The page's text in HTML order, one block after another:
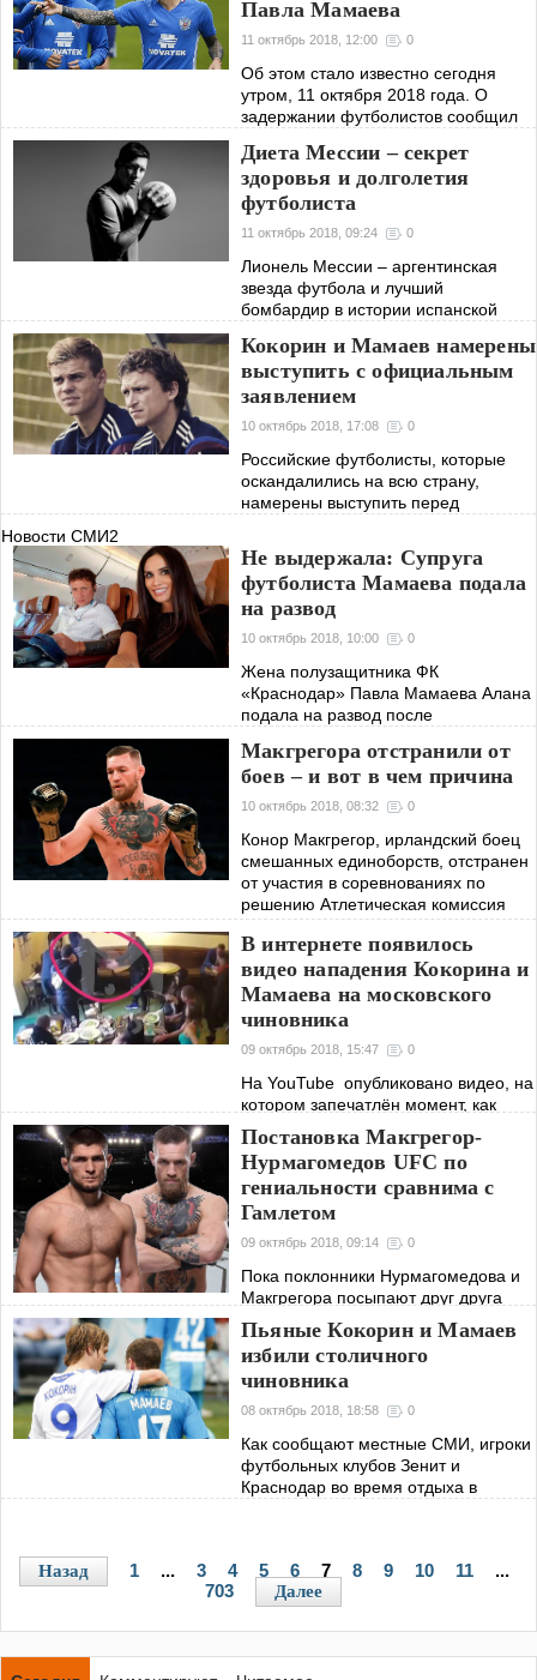
и последующего за
Павла Мамаева
11 октябрь 2018, 12:00 0
Об этом стало известно сегодня
утром, 11 октября 2018 года. О
задержании футболистов сообщил
МВД Юрий Титов. Пока,
арестованные футболисты
задержаны на 48 часов,
Диета Мессии – секрет
здоровья и долголетия
футболиста
11 октябрь 2018, 09:24 0
Лионель Мессии – аргентинская
звезда футбола и лучший
бомбардир в истории испанской
Его карьера в футболе считается
одной из самых длительных. Как
объяснил сам Месси,
Кокорин и Мамаев намерены
выступить с официальным
заявлением
10 октябрь 2018, 17:08 0
Российские футболисты, которые
оскандалились на всю страну,
намерены выступить перед
представитель Кокорина и Мамаева.
Новости СМИ2
Не выдержала: Супруга
футболиста Мамаева подала
на развод
10 октябрь 2018, 10:00 0
Жена полузащитника ФК
«Краснодар» Павла Мамаева Алана
подала на развод после
московских кафе с участием её
супруга. Алана Мамаева осудила
действия своего мужа сразу
Макгрегора отстранили от
боев – и вот в чем причина
10 октябрь 2018, 08:32 0
Конор Макгрегор, ирландский боец
смешанных единоборств, отстранен
от участия в соревнованиях по
решению Атлетическая комиссия
штата Невада в ходе медицинского
освидетельствования после боя с
В интернете появилось
видео нападения Кокорина и
Мамаева на московского
чиновника
09 октябрь 2018, 15:47 0
На YouTube опубликовано видео, на
котором запечатлён момент, как
футболисты питерского Зенита и ФК
Краснодар Александр Кокорин
Кокорин и Павел Мамаев избивают
чиновника Минпромторга Дениса
Пака.
Постановка Макгрегор-
Нурмагомедов UFC по
гениальности сравнима с
Гамлетом
09 октябрь 2018, 09:14 0
Пока поклонники Нурмагомедова и
Макгрегора посыпают друг друга
бранью в соцсетях, заступаясь за
своих спортивных кумиров,
организаторы скандального боя
подсчитывают прибыль от
проданных билетов и
Пьяные Кокорин и Мамаев
избили столичного
чиновника
08 октябрь 2018, 18:58 0
Как сообщают местные СМИ, игроки
футбольных клубов Зенит и
Краснодар во время отдыха в
футбольного клуба
Назад 1 ... 3 4 5 6 7 8 9 10 11
...
703
Далее